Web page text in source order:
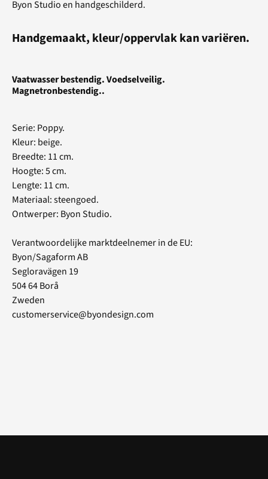
Byon Studio en handgeschilderd.
Handgemaakt, kleur/oppervlak kan variëren.
Vaatwasser bestendig. Voedselveilig.
Magnetronbestendig..
Serie: Poppy.
Kleur: beige.
Breedte: 11 cm.
Hoogte: 5 cm.
Lengte: 11 cm.
Materiaal: steengoed.
Ontwerper: Byon Studio.
Verantwoordelijke marktdeelnemer in de EU:
Byon/Sagaform AB
Segloravägen 19
504 64 Borå
Zweden
customerservice@byondesign.com